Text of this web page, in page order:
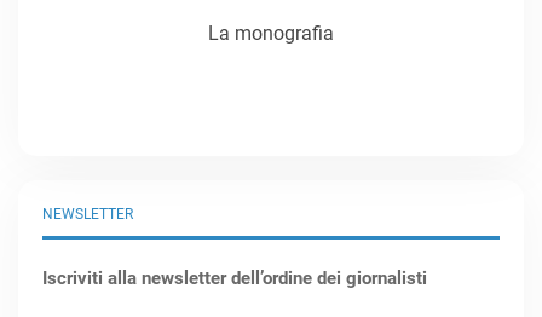
NEWSLETTER
Iscriviti alla newsletter dell’ordine dei giornalisti
La monografia